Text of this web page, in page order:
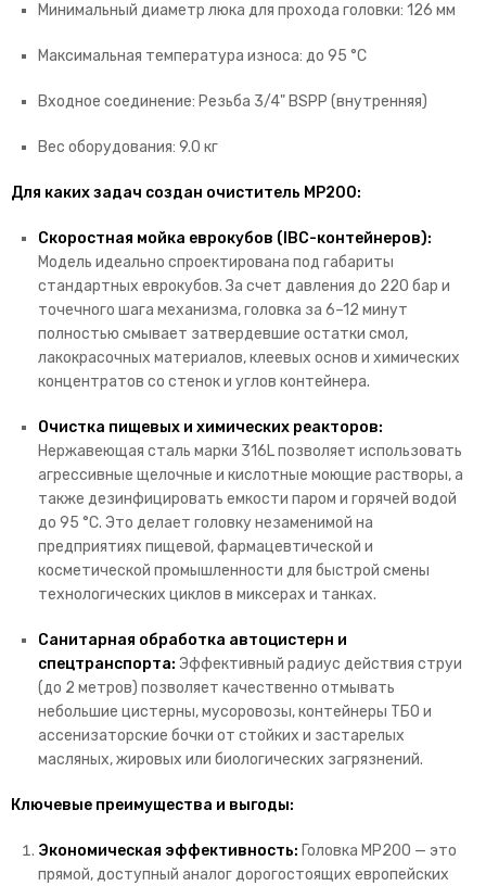
Минимальный диаметр люка для прохода головки: 126 мм
Максимальная температура износа: до 95 °C
Входное соединение: Резьба 3/4" BSPP (внутренняя)
Вес оборудования: 9.0 кг
Для каких задач создан очиститель MP200:
Скоростная мойка еврокубов (IBC-контейнеров):
Модель идеально спроектирована под габариты
стандартных еврокубов. За счет давления до 220 бар и
точечного шага механизма,головка за 6–12 минут
полностью смывает затвердевшие остатки смол,
лакокрасочных материалов,клеевых основ и химических
концентратов со стенок и углов контейнера.
Очистка пищевых и химических реакторов:
Нержавеющая сталь марки 316L позволяет использовать
агрессивные щелочные и кислотные моющие растворы,а
также дезинфицировать емкости паром и горячей водой
до 95 °C. Это делает головку незаменимой на
предприятиях пищевой,фармацевтической и
косметической промышленности для быстрой смены
технологических циклов в миксерах и танках.
Санитарная обработка автоцистерн и
спецтранспорта: Эффективный радиус действия струи
(до 2 метров) позволяет качественно отмывать
небольшие цистерны,мусоровозы,контейнеры ТБО и
ассенизаторские бочки от стойких и застарелых
масляных,жировых или биологических загрязнений.
Ключевые преимущества и выгоды:
Экономическая эффективность: Головка MP200 — это
прямой,доступный аналог дорогостоящих европейских